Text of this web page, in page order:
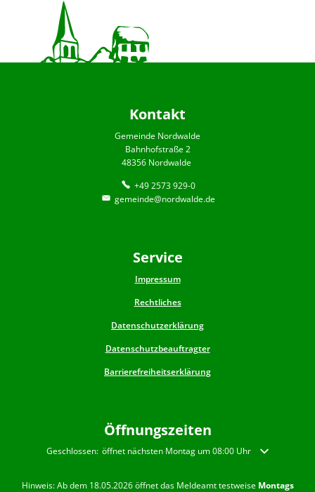
Kontakt
Gemeinde Nordwalde
Bahnhofstraße 2
48356 Nordwalde
+49 2573 929-0
gemeinde@nordwalde.de
Service
Impressum
Rechtliches
Datenschutzerklärung
Datenschutzbeauftragter
Barrierefreiheitserklärung
Öffnungszeiten
Klicken, um weitere Öffnungs- oder Schließzeiten auszublenden
Geschlossen: öffnet nächsten Montag um 08:00 Uhr
Hinweis: Ab dem 18.05.2026 öffnet das Meldeamt testweise Montags